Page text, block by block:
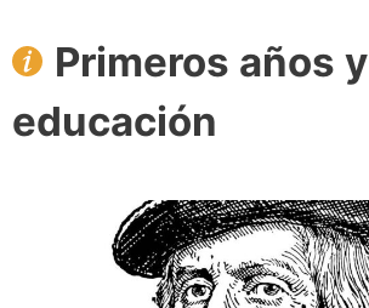
Primeros años y
educación